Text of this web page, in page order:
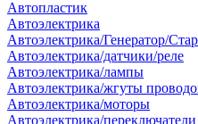
Автопластик
Автоэлектрика
Автоэлектрика/Генератор/
Автоэлектрика/датчики/реле
Автоэлектрика/лампы
Автоэлектрика/жгуты
Автоэлектрика/моторы
Автоэлектрика/переключатели